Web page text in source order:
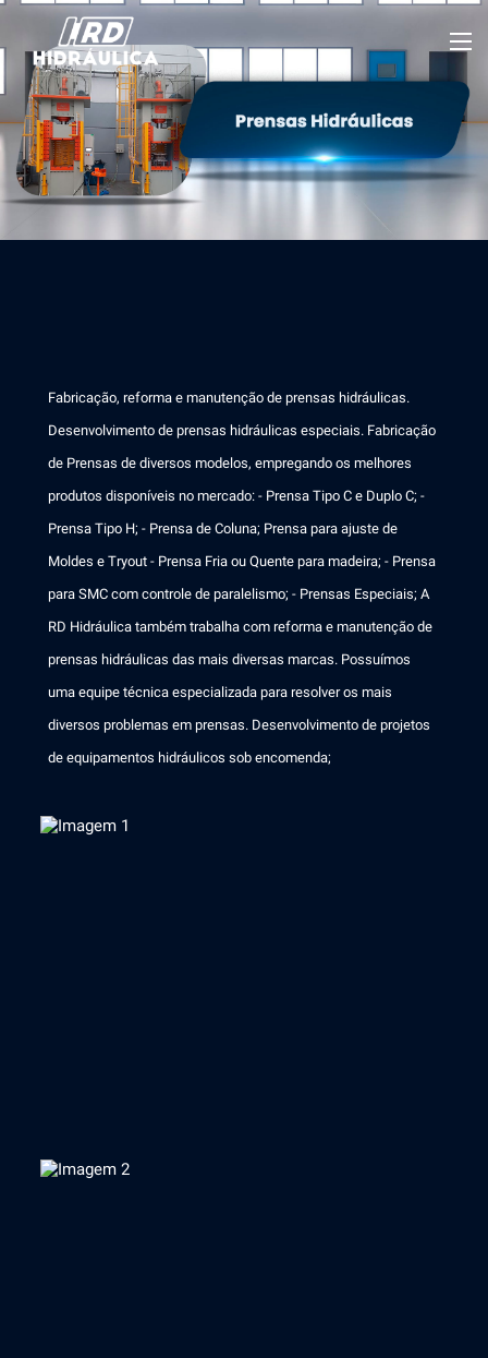
Fabricação, reforma e manutenção de prensas hidráulicas.
Desenvolvimento de prensas hidráulicas especiais. Fabricação
de Prensas de diversos modelos, empregando os melhores
produtos disponíveis no mercado: - Prensa Tipo C e Duplo C; -
Prensa Tipo H; - Prensa de Coluna; Prensa para ajuste de
Moldes e Tryout - Prensa Fria ou Quente para madeira; - Prensa
para SMC com controle de paralelismo; - Prensas Especiais; A
RD Hidráulica também trabalha com reforma e manutenção de
prensas hidráulicas das mais diversas marcas. Possuímos
uma equipe técnica especializada para resolver os mais
diversos problemas em prensas. Desenvolvimento de projetos
de equipamentos hidráulicos sob encomenda;